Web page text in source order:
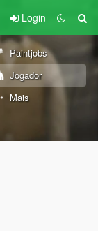
Login
Paintjobs
Jogador
Mais